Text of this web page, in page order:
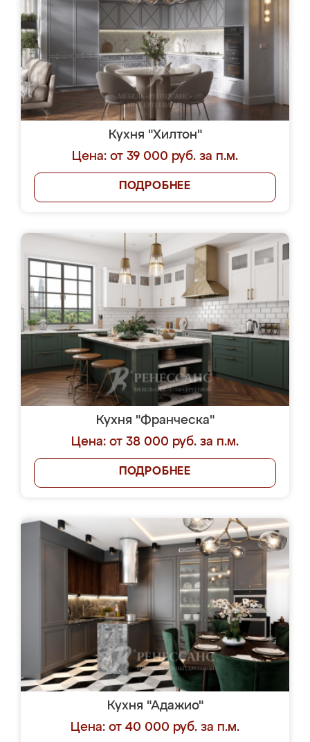
Кухня "Хилтон"
Цена: от 39 000 руб. за п.м.
ПОДРОБНЕЕ
Кухня "Франческа"
Цена: от 38 000 руб. за п.м.
ПОДРОБНЕЕ
Кухня "Адажио"
Цена: от 40 000 руб. за п.м.